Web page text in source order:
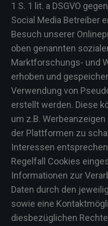
1 S. 1 lit. a DSGVO
Social Media Betreiber
Besuch unserer
oben genannten
Marktforschungs- und
erhoben und
Verwendung von
erstellt werden. Diese
um z.B.
der Plattformen zu
Interessen
Regelfall Cookies
Informationen zur
Daten durch den
sowie eine
diesbezüglichen